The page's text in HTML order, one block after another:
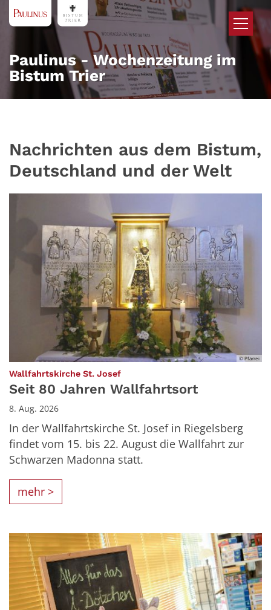
Zum Inhalt springen
Paulinus - Wochenzeitung im
Bistum Trier
Nachrichten aus dem Bistum,
Deutschland und der Welt
© Pfarrei
Wallfahrtskirche St. Josef:
Seit 80 Jahren Wallfahrtsort
8. Aug. 2026
In der Wallfahrtskirche St. Josef in Riegelsberg
findet vom 15. bis 22. August die Wallfahrt zur
Schwarzen Madonna statt.
mehr >